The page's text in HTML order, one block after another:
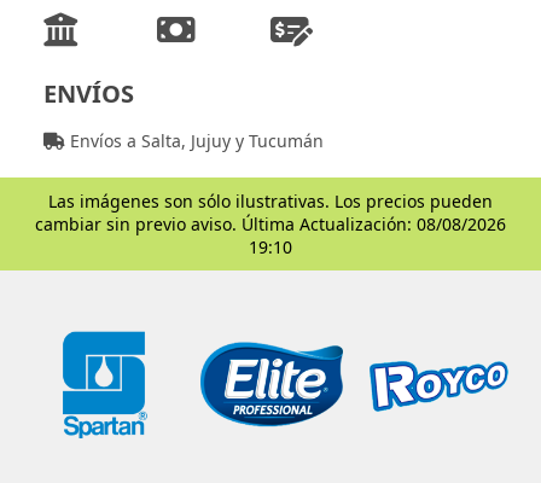
ENVÍOS
Envíos a Salta, Jujuy y Tucumán
Las imágenes son sólo ilustrativas. Los precios pueden
cambiar sin previo aviso. Última Actualización: 08/08/2026
19:10